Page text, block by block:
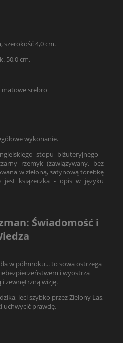
szerokość 4,0 cm.
50,0 cm.
matowe srebro
wykonanie.
stopu biżuteryjnego -
rzemyk (zawiązywany, bez
w zieloną, satynową torebkę
jest książeczka - opis w języku
Świadomość i
w półmroku... to sowa ostrzega
i wyostrza
i zewnętrzną wizję.
leci szybko przez Zielony Las,
uchwycić prawdę.